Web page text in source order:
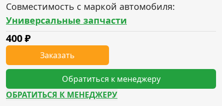
Совместимость с маркой автомобиля:
Универсальные запчасти
400₽
Заказать
Обратиться к менеджеру
ОБРАТИТЬСЯ К МЕНЕДЖЕРУ